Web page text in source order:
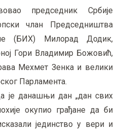
председник Србије
члан Председништва
(БИХ) Милорад Додик,
Гори Владимир Божовић,
Мехмет Зенка и велики
Парламента.
је данашњи дан „дан свих
окупио грађане да би
јединство у вери и